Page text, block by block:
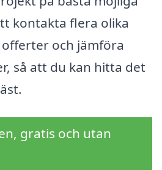
kontakta flera olika
och jämföra
så att du kan hitta det
gratis och utan